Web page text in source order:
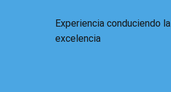
Experiencia conduciendo la
excelencia